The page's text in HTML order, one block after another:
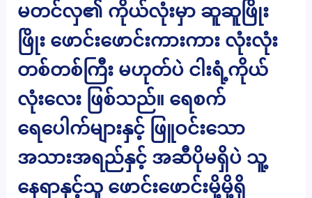
မတင်လှ၏ ကိုယ်လုံးမှာ ဆူဆူဖြိုး
ဖြိုး ဖောင်းဖောင်းကားကား လုံးလုံး
တစ်တစ်ကြီး မဟုတ်ပဲ ငါးရံ့ကိုယ်
လုံးလေး ဖြစ်သည်။ ရေစက်
ရေပေါက်များနှင့် ဖြူဝင်းသော
အသားအရည်နှင့် အဆီပိုမရှိပဲ သူ့
နေရာနှင့်သူ ဖောင်းဖောင်းမို့မို့ရှိ